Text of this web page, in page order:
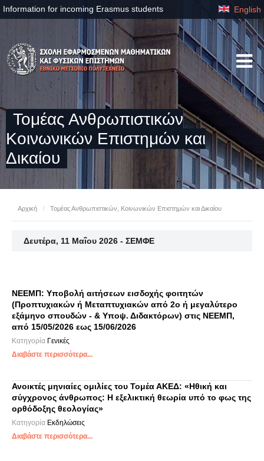
Information for incoming Erasmus students English
Τομέας Ανθρωπιστικών
Κοινωνικών Επιστημών και
Δικαίου
Αρχική / Τομέας Ανθρωπιστικών, Κοινωνικών Επιστημών και Δικαίου
Δευτέρα, 11 Μαΐου 2026 - ΣΕΜΦΕ
ΝΕΕΜΠ: Υποβολή αιτήσεων εισδοχής φοιτητών
(Προπτυχιακών ή Μεταπτυχιακών από 2ο ή μεγαλύτερο
εξάμηνο σπουδών - & Υποψ. Διδακτόρων) στις ΝΕΕΜΠ,
από 15/05/2026 εως 15/06/2026
Κατηγορία Γενικές
Διαβάστε περισσότερα...
Ανοικτές μηνιαίες ομιλίες του Τομέα ΑΚΕΔ: «Ηθική και
σύγχρονος άνθρωπος: Η εξελικτική θεωρία υπό το φως της
ορθόδοξης θεολογίας»
Κατηγορία Εκδηλώσεις
Διαβάστε περισσότερα...